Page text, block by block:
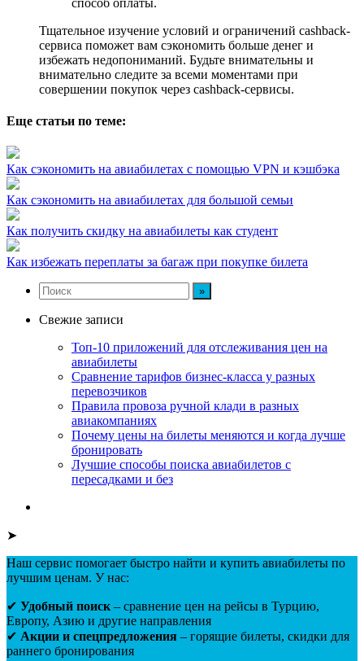
Тщательное изучение условий и ограничений cashback-
сервиса поможет вам сэкономить больше денег и
избежать недопониманий. Будьте внимательны и
внимательно следите за всеми моментами при
совершении покупок через cashback-сервисы.
Еще статьи по теме:
Как сэкономить на авиабилетах с помощью VPN и кэшбэка
Как сэкономить на авиабилетах для большой семьи
Как получить скидку на авиабилеты как студент
Как избежать переплаты за багаж при покупке билета
Свежие записи
Топ-10 приложений для отслеживания цен на
авиабилеты
Сравнение тарифов бизнес-класса у разных
перевозчиков
Правила провоза ручной клади в разных
авиакомпаниях
Почему цены на билеты меняются и когда лучше
бронировать
Лучшие способы поиска авиабилетов с
пересадками и без
➤
Наш сервис помогает быстро найти и купить авиабилеты по
лучшим ценам. У нас:
✔ Удобный поиск– сравнение цен на рейсы в Турцию,
Европу, Азию и другие направления
✔ Акции и спецпредложения – горящие билеты, скидки для
раннего бронирования